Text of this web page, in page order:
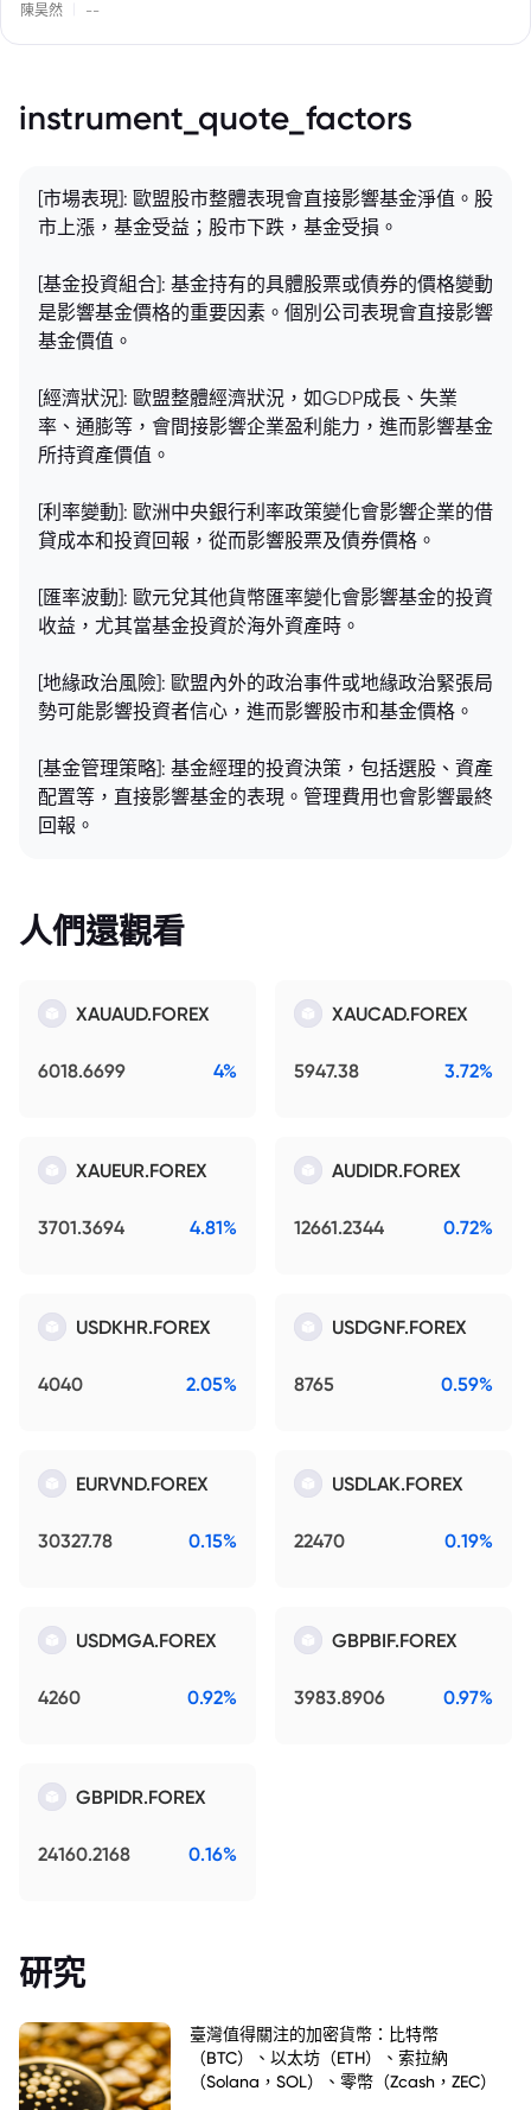
陳昊然 --
instrument_quote_factors
[市場表現]: 歐盟股市整體表現會直接影響基金淨值。股
市上漲，基金受益；股市下跌，基金受損。
[基金投資組合]: 基金持有的具體股票或債券的價格變動
是影響基金價格的重要因素。個別公司表現會直接影響
基金價值。
[經濟狀況]: 歐盟整體經濟狀況，如GDP成長、失業
率、通膨等，會間接影響企業盈利能力，進而影響基金
所持資產價值。
[利率變動]: 歐洲中央銀行利率政策變化會影響企業的借
貸成本和投資回報，從而影響股票及債券價格。
[匯率波動]: 歐元兌其他貨幣匯率變化會影響基金的投資
收益，尤其當基金投資於海外資產時。
[地緣政治風險]: 歐盟內外的政治事件或地緣政治緊張局
勢可能影響投資者信心，進而影響股市和基金價格。
[基金管理策略]: 基金經理的投資決策，包括選股、資產
配置等，直接影響基金的表現。管理費用也會影響最終
回報。
人們還觀看
XAUAUD.FOREX
6018.6699 4%
XAUCAD.FOREX
5947.38 3.72%
XAUEUR.FOREX
3701.3694 4.81%
AUDIDR.FOREX
12661.2344 0.72%
USDKHR.FOREX
4040 2.05%
USDGNF.FOREX
8765 0.59%
EURVND.FOREX
30327.78 0.15%
USDLAK.FOREX
22470 0.19%
USDMGA.FOREX
4260 0.92%
GBPBIF.FOREX
3983.8906 0.97%
GBPIDR.FOREX
24160.2168 0.16%
研究
臺灣值得關注的加密貨幣：比特幣
（BTC）、以太坊（ETH）、索拉納
（Solana，SOL）、零幣（Zcash，ZEC）